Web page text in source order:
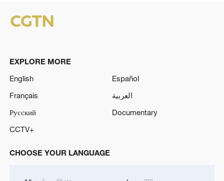
EXPLORE MORE
English
Español
Français
العربية
Русский
Documentary
CCTV+
CHOOSE YOUR LANGUAGE